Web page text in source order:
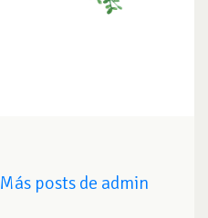
Más posts de admin